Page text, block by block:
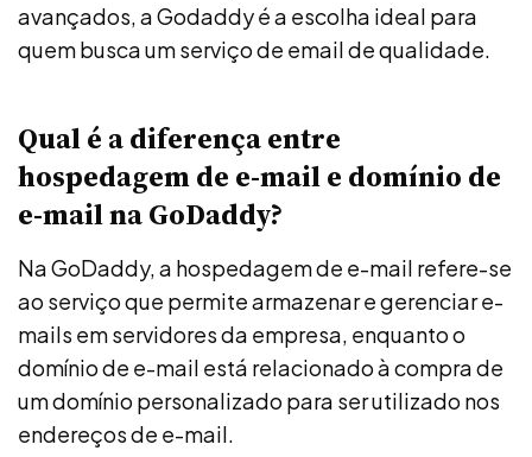
avançados, a Godaddy é a escolha ideal para
quem busca um serviço de email de qualidade.
Qual é a diferença entre
hospedagem de e-mail e domínio de
e-mail na GoDaddy?
Na GoDaddy, a hospedagem de e-mail refere-se
ao serviço que permite armazenar e gerenciar e-
mails em servidores da empresa, enquanto o
domínio de e-mail está relacionado à compra de
um domínio personalizado para ser utilizado nos
endereços de e-mail.